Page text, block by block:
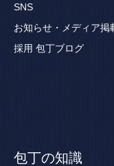
SNS
お知らせ・メディア掲
採用 包丁ブログ
包丁の知識